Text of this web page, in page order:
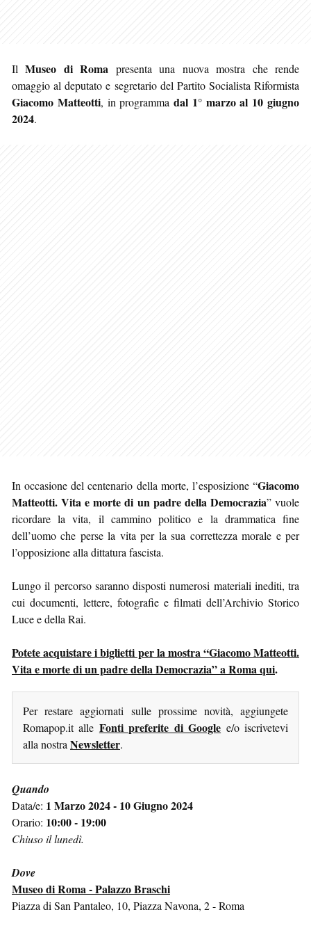
IlMuseo di Roma presenta una nuova mostra che rende
omaggio al deputato e segretario del Partito Socialista Riformista
Giacomo Matteotti, in programmadal 1° marzo al 10 giugno
2024.
In occasione del centenario della morte, l’esposizione “Giacomo
Matteotti. Vita e morte di un padre della Democrazia” vuole
ricordare la vita, il cammino politico e la drammatica fine
dell’uomo che perse la vita per la sua correttezza morale e per
l’opposizione alla dittatura fascista.
Lungo il percorso saranno disposti numerosi materiali inediti, tra
cui documenti, lettere, fotografie e filmati dell’Archivio Storico
Luce e della Rai.
Potete acquistare i biglietti per la mostra “Giacomo Matteotti.
Vita e morte di un padre della Democrazia” a Roma qui.
Per restare aggiornati sulle prossime novità, aggiungete
Romapop.it alle Fonti preferite di Google e/o iscrivetevi
alla nostra Newsletter.
Quando
Data/e: 1 Marzo 2024 - 10 Giugno 2024
Orario: 10:00 - 19:00
Chiuso il lunedì.
Dove
Museo di Roma - Palazzo Braschi
Piazza di San Pantaleo, 10, Piazza Navona, 2 - Roma